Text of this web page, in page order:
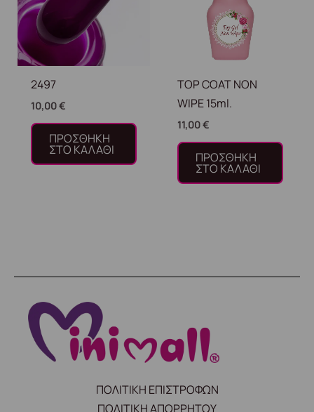
2497
10,00€
ΠΡΟΣΘΉΚΗ
ΣΤΟ ΚΑΛΆΘΙ
TOP COAT NON
WIPE 15ml.
11,00€
ΠΡΟΣΘΉΚΗ
ΣΤΟ ΚΑΛΆΘΙ
ΠΟΛΙΤΙΚΗ ΕΠΙΣΤΡΟΦΩΝ
ΠΟΛΙΤΙΚΗ ΑΠΟΡΡΗΤΟΥ